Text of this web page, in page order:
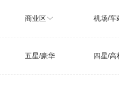
商业区 机场/车
五星/豪华 四星/高